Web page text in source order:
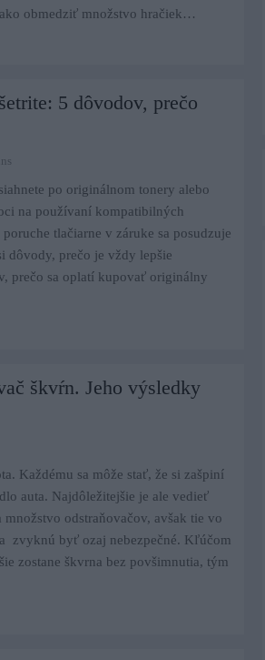
obmedziť množstvo hračiek…
5 dôvodov, prečo
po originálnom tonery alebo
na používaní kompatibilných
tlačiarne v záruke sa posudzuje
dôvody, prečo je vždy lepšie
prečo sa oplatí kupovať originálny
škvŕn. Jeho výsledky
Každému sa môže stať, že si zašpiní
auta. Najdôležitejšie je ale vedieť
odstraňovačov, avšak tie vo
zvyknú byť ozaj nebezpečné. Kľúčom
zostane škvrna bez povšimnutia, tým